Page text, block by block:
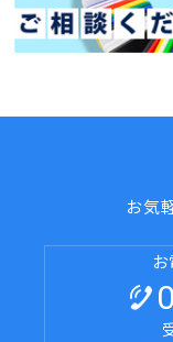
お気